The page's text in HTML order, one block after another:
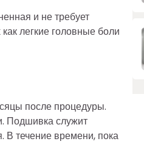
и не требует
легкие головные боли
после процедуры.
Подшивка служит
В течение времени, пока